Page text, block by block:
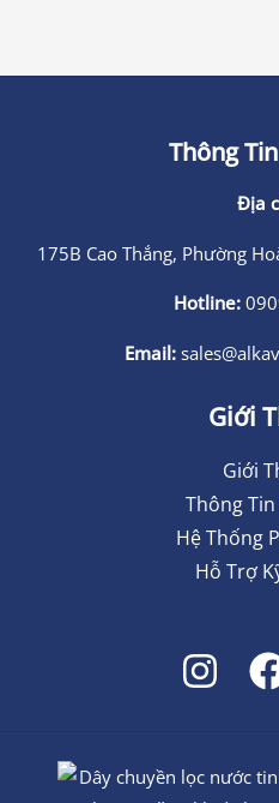
Thông
Địa
175B Cao Thắng, Phường
Hotline:
Email:
Giới
Giới
Thông
Hệ Thống
Hỗ Trợ